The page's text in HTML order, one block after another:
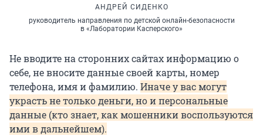
АНДРЕЙ СИДЕНКО
руководитель направления по детской онлайн-безопасности
в «Лаборатории Касперского»
Не вводите на сторонних сайтах информацию о
себе, не вносите данные своей карты, номер
телефона, имя и фамилию. Иначе у вас могут
украсть не только деньги, но и персональные
данные (кто знает, как мошенники воспользуются
ими в дальнейшем).